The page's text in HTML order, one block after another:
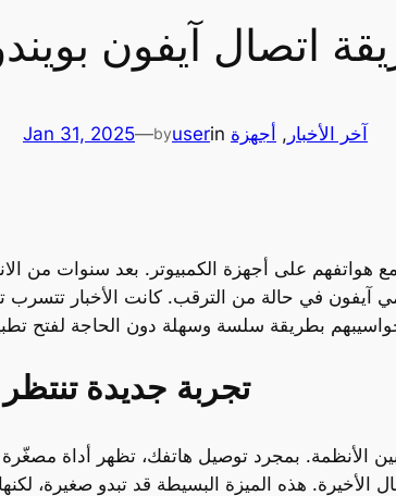
آيفون بويندوز
Jan 31, 2025—byuserin آخر الأخبار , أجهزة
على أجهزة الكمبيوتر. بعد سنوات من
آيفون في حالة من الترقب. كانت الأخبار تتسرب
تجربة جديدة
تلاحظ أي فوضى بين الأنظمة. بمجرد توصيل هاتفك، تظهر أداة
الأخيرة. هذه الميزة البسيطة قد تبدو صغيرة،